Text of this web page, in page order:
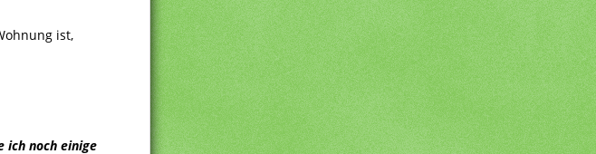
ist,
ich noch einige